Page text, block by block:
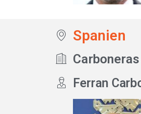
Spanien
Ferran